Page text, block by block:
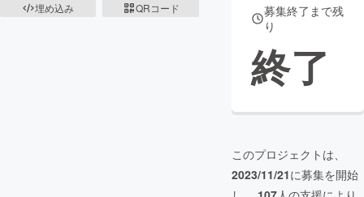
埋め込み
QRコード
募集終了まで残
り
終了
このプロジェクトは、
2023/11/21に募集を開始